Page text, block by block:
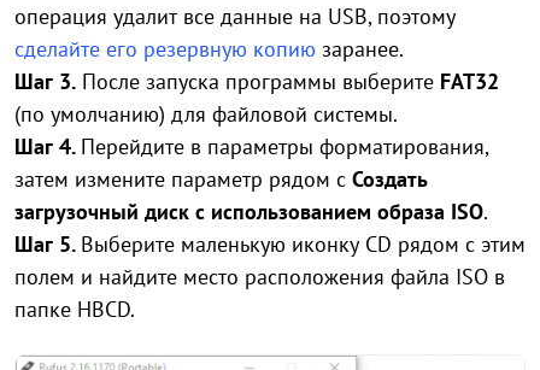
операция удалит все данные на USB, поэтому
сделайте его резервную копию заранее.
Шаг 3. После запуска программы выберите FAT32
(по умолчанию) для файловой системы.
Шаг 4. Перейдите в параметры форматирования,
затем измените параметр рядом с Создать
загрузочный диск с использованием образа ISO.
Шаг 5. Выберите маленькую иконку CD рядом с этим
полем и найдите место расположения файла ISO в
папке HBCD.